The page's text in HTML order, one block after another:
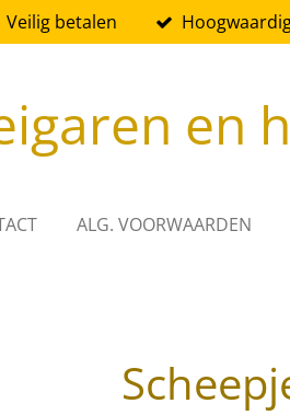
Veilig betalen
en
ALG. VOORWAARDEN